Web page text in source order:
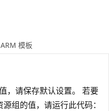
ARM 模板
，请保存默认设置。 若要
组的值，请运行此代码：